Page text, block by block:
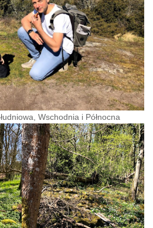
Wschodnia i Północna